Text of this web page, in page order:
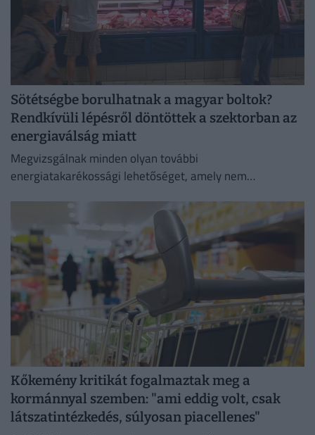
Sötétségbe borulhatnak a magyar boltok?
Rendkívüli lépésről döntöttek a szektorban az
energiaválság miatt
Megvizsgálnak minden olyan további
energiatakarékossági lehetőséget, amely nem
zökkenőmentes kiszolgálását.
Kőkemény kritikát fogalmaztak meg a
kormánnyal szemben: "ami eddig volt, csak
látszatintézkedés, súlyosan piacellenes"